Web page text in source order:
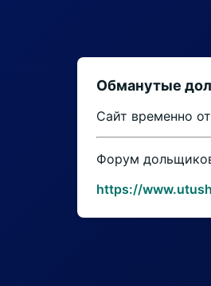
Обманутые
Сайт временно
Форум
https://